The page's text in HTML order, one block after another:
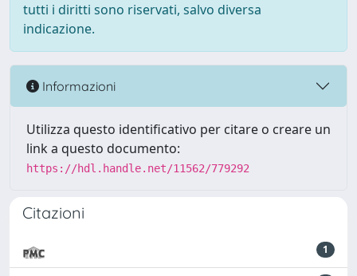
tutti i diritti sono riservati, salvo diversa
indicazione.
Informazioni
Utilizza questo identificativo per citare o creare un
link a questo documento:
https://hdl.handle.net/11562/779292
Citazioni
1